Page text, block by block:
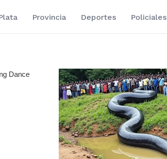
Provincia Deportes Policiales